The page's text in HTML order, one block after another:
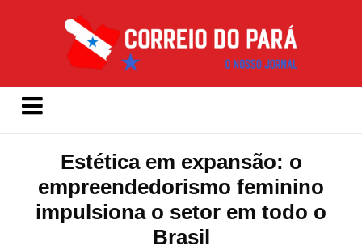
Estética em expansão: o
empreendedorismo feminino
impulsiona o setor em todo o
Brasil